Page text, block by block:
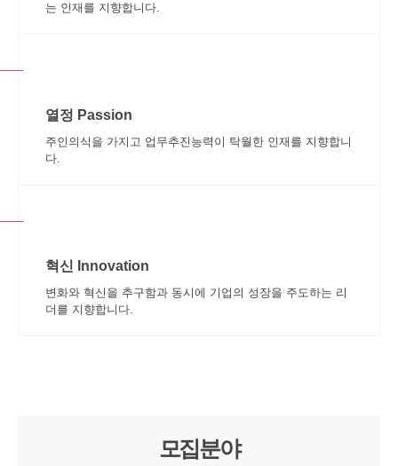
는 인재를 지향합니다.
열정 Passion
주인의식을 가지고 업무추진능력이 탁월한 인재를 지향합니
다.
혁신 Innovation
변화와 혁신을 추구함과 동시에 기업의 성장을 주도하는 리
더를 지향합니다.
모집분야